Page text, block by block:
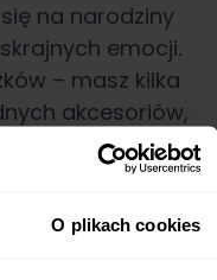
O plikach cookies
na narodziny
emocji.
– masz kilka
akcesoriów,
ułatwi Ci
z
np.Muuvo